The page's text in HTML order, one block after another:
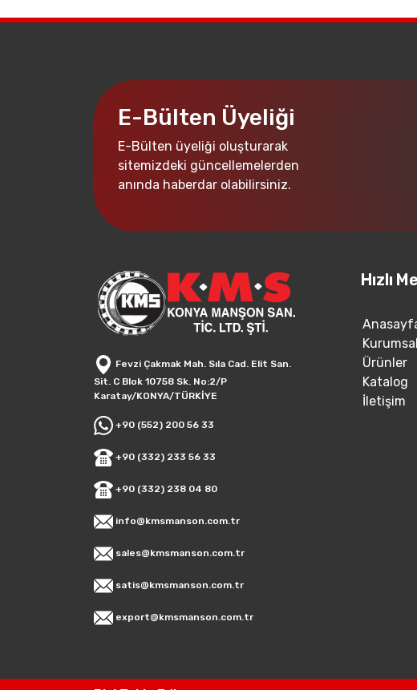
E-Bülten Üyeliği
E-Bülten üyeliği oluşturarak
sitemizdeki güncellemelerden
anında haberdar olabilirsiniz.
Fevzi Çakmak Mah. Sıla Cad. Elit San.
Sit. C Blok 10758 Sk. No:2/P
Karatay/KONYA/TÜRKİYE
+90 (552) 200 56 33
+90 (332) 233 56 33
+90 (332) 238 04 80
info@kmsmanson.com.tr
sales@kmsmanson.com.tr
satis@kmsmanson.com.tr
export@kmsmanson.com.tr
Hızlı
Kurumsal
Ürünler
Katalog
İletişim